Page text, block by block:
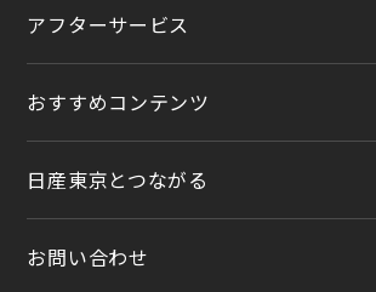
店舗統合・移転のお知らせ
カスタイマイズサービス
オンライン相談予約
オンライン見積り
カタログ請求
在庫車一覧
アフターサービス
アフターサービスTOP
点検
おすすめコンテンツ
おすすめコンテンツ
日産東京とつながる
公式LINEアカウント
お問い合わせ